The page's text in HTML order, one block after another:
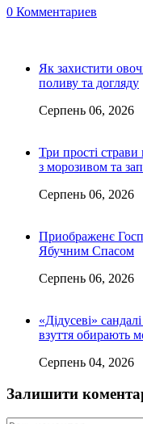
0 Комментариев
Як захистити
поливу та догляду
Серпень 06, 2026
Три прості
з морозивом та
Серпень 06, 2026
Приображенє
Ябучним Спасом
Серпень 06, 2026
«Дідусеві»
взуття обирають
Серпень 04, 2026
Залишити